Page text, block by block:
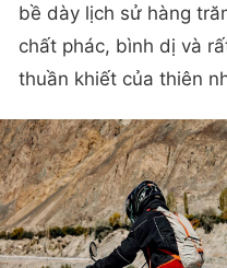
bề dày lịch sử hàng
chất phác, bình dị và
thuần khiết của thiên